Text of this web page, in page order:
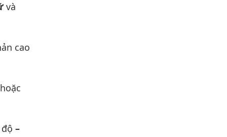
và
cao
–